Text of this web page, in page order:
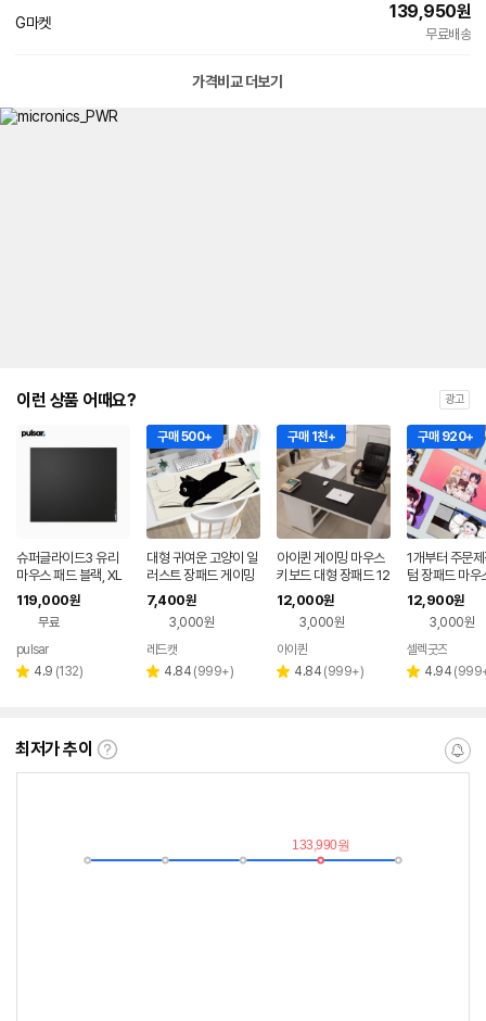
G마켓
139,950원
무료배송
가격비교 더보기
이런 상품 어때요? 광고
슈퍼글라이드3 유리
마우스 패드 블랙, XL
119,000원
무료
pulsar
별 4.9 리
(132)
구매 500+
대형 귀여운 고양이 일
러스트 장패드 게이밍
패드 01번 키보드패드
7,400원
3,000원
레드캣
별 4.84 리
(999+)
구매 1천+
아이퀸 게이밍 마우스
키보드 대형 장패드 12
00/600/3mm 방수
초대형 노트북 패드
12,000원
3,000원
아이퀸
별 4.84 리
(999+)
구매 920+
1개부터 주문
텀 장패드 마우
12,900원
3,000원
페이
셀렉굿즈
별 4.94 리
(
최저가 추이
최
란?
알